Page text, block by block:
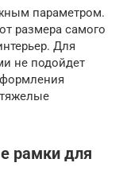
параметром.
размера самого
Для
не подойдет
рамки для